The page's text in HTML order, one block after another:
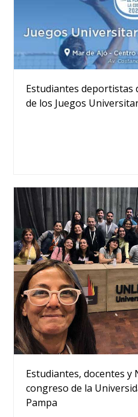
Estudiantes deportistas
de los Juegos
Estudiantes, docentes y
congreso de la
Pampa